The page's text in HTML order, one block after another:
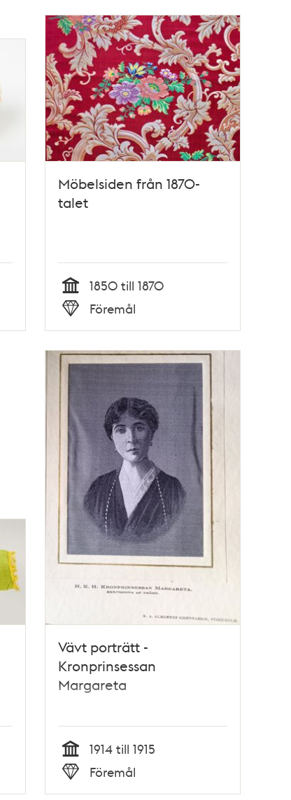
Möbelsiden från 1870-
talet
Tid
1850 till 1870
Föremål
Vävt porträtt -
Kronprinsessan
Margareta
Tid
1914 till 1915
Typ
Föremål